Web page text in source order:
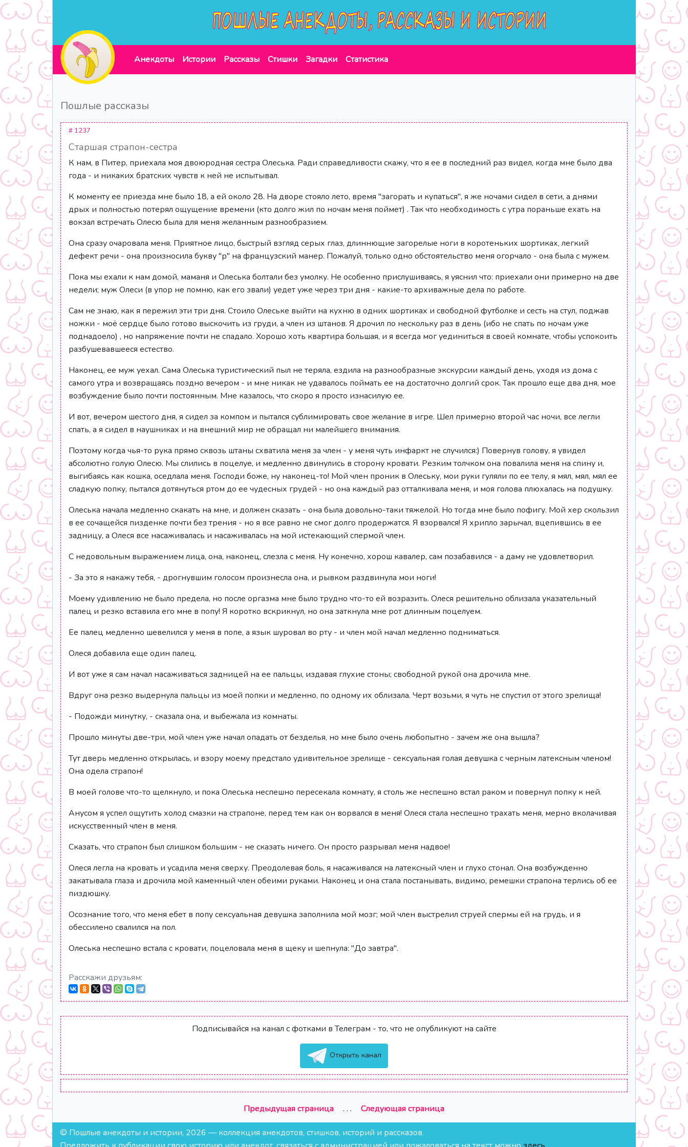
Анекдоты Истории Рассказы Стишки Загадки Статистика
Пошлые рассказы
# 1237
Старшая страпон-сестра
К нам, в Питер, приехала моя двоюродная сестра Олеська. Ради справедливости скажу, что я ее в последний раз видел, когда мне было два
года - и никаких братских чувств к ней не испытывал.
К моменту ее приезда мне было 18, а ей около 28. На дворе стояло лето, время "загорать и купаться", я же ночами сидел в сети, а днями
дрых и полностью потерял ощущение времени (кто долго жил по ночам меня поймет) . Так что необходимость с утра пораньше ехать на
вокзал встречать Олесю была для меня желанным разнообразием.
Она сразу очаровала меня. Приятное лицо, быстрый взгляд серых глаз, длиннющие загорелые ноги в коротеньких шортиках, легкий
дефект речи - она произносила букву "р" на французский манер. Пожалуй, только одно обстоятельство меня огорчало - она была с мужем.
Пока мы ехали к нам домой, маманя и Олеська болтали без умолку. Не особенно прислушиваясь, я уяснил что: приехали они примерно на две
недели; муж Олеси (в упор не помню, как его звали) уедет уже через три дня - какие-то архиважные дела по работе.
Сам не знаю, как я пережил эти три дня. Стоило Олеське выйти на кухню в одних шортиках и свободной футболке и сесть на стул, поджав
ножки - моё сердце было готово выскочить из груди, а член из штанов. Я дрочил по нескольку раз в день (ибо не спать по ночам уже
поднадоело) , но напряжение почти не спадало. Хорошо хоть квартира большая, и я всегда мог уединиться в своей комнате, чтобы успокоить
разбушевавшееся естество.
Наконец, ее муж уехал. Сама Олеська туристический пыл не теряла, ездила на разнообразные экскурсии каждый день, уходя из дома с
самого утра и возвращаясь поздно вечером - и мне никак не удавалось поймать ее на достаточно долгий срок. Так прошло еще два дня, мое
возбуждение было почти постоянным. Мне казалось, что скоро я просто изнасилую ее.
И вот, вечером шестого дня, я сидел за компом и пытался сублимировать свое желание в игре. Шел примерно второй час ночи, все легли
спать, а я сидел в наушниках и на внешний мир не обращал ни малейшего внимания.
Поэтому когда чья-то рука прямо сквозь штаны схватила меня за член - у меня чуть инфаркт не случился:) Повернув голову, я увидел
абсолютно голую Олесю. Мы слились в поцелуе, и медленно двинулись в сторону кровати. Резким толчком она повалила меня на спину и,
выгибаясь как кошка, оседлала меня. Господи боже, ну наконец-то! Мой член проник в Олеську, мои руки гуляли по ее телу, я мял, мял, мял ее
сладкую попку, пытался дотянуться ртом до ее чудесных грудей - но она каждый раз отталкивала меня, и моя голова плюхалась на подушку.
Олеська начала медленно скакать на мне, и должен сказать - она была довольно-таки тяжелой. Но тогда мне было пофигу. Мой хер скользил
в ее сочащейся пизденке почти без трения - но я все равно не смог долго продержатся. Я взорвался! Я хрипло зарычал, вцепившись в ее
задницу, а Олеся все насаживалась и насаживалась на мой истекающий спермой член.
С недовольным выражением лица, она, наконец, слезла с меня. Ну конечно, хорош кавалер, сам позабавился - а даму не удовлетворил.
- За это я накажу тебя, - дрогнувшим голосом произнесла она, и рывком раздвинула мои ноги!
Моему удивлению не было предела, но после оргазма мне было трудно что-то ей возразить. Олеся решительно облизала указательный
палец и резко вставила его мне в попу! Я коротко вскрикнул, но она заткнула мне рот длинным поцелуем.
Ее палец медленно шевелился у меня в попе, а язык шуровал во рту - и член мой начал медленно подниматься.
Олеся добавила еще один палец.
И вот уже я сам начал насаживаться задницей на ее пальцы, издавая глухие стоны; свободной рукой она дрочила мне.
Вдруг она резко выдернула пальцы из моей попки и медленно, по одному их облизала. Черт возьми, я чуть не спустил от этого зрелища!
- Подожди минутку, - сказала она, и выбежала из комнаты.
Прошло минуты две-три, мой член уже начал опадать от безделья, но мне было очень любопытно - зачем же она вышла?
Тут дверь медленно открылась, и взору моему предстало удивительное зрелище - сексуальная голая девушка с черным латексным членом!
Она одела страпон!
В моей голове что-то щелкнуло, и пока Олеська неспешно пересекала комнату, я столь же неспешно встал раком и повернул попку к ней.
Анусом я успел ощутить холод смазки на страпоне, перед тем как он ворвался в меня! Олеся стала неспешно трахать меня, мерно вколачивая
искусственный член в меня.
Сказать, что страпон был слишком большим - не сказать ничего. Он просто разрывал меня надвое!
Олеся легла на кровать и усадила меня сверху. Преодолевая боль, я насаживался на латексный член и глухо стонал. Она возбужденно
закатывала глаза и дрочила мой каменный член обеими руками. Наконец и она стала постанывать, видимо, ремешки страпона терлись об ее
пиздюшку.
Осознание того, что меня ебет в попу сексуальная девушка заполнила мой мозг; мой член выстрелил струей спермы ей на грудь, и я
обессилено свалился на пол.
Олеська неспешно встала с кровати, поцеловала меня в щеку и шепнула: "До завтра".
Расскажи друзьям:
Подписывайся на канал с фотками в Телеграм - то, что не опубликуют на сайте
Открыть канал
Предыдущаястраница . . . Следующаястраница
© Пошлые анекдоты и истории, 2026 — коллекция анекдотов, стишков, историй и рассказов.